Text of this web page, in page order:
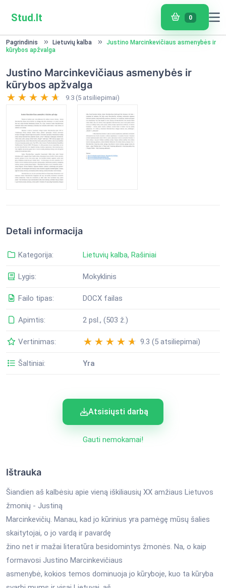
Stud.lt 0
Pagrindinis Lietuvių kalba
Justino Marcinkevičiaus asmenybės ir
kūrybos apžvalga
Justino Marcinkevičiaus asmenybės ir
kūrybos apžvalga
9.3 (5 atsiliepimai)
Detali informacija
Kategorija: Lietuvių kalba, Rašiniai
Lygis: Mokyklinis
Failo tipas: DOCX failas
Apimtis: 2 psl., (503 ž.)
Vertinimas: 9.3 (5 atsiliepimai)
Šaltiniai: Yra
Atsisiųsti darbą
Gauti nemokamai!
Ištrauka
Šiandien aš kalbėsiu apie vieną iškiliausių XX amžiaus Lietuvos
žmonių - Justiną
Marcinkevičių. Manau, kad jo kūrinius yra pamėgę mūsų šalies
skaitytojai, o jo vardą ir pavardę
žino net ir mažai literatūra besidomintys žmonės. Na, o kaip
formavosi Justino Marcinkevičiaus
asmenybė, kokios temos dominuoja jo kūryboje, kuo ta kūryba